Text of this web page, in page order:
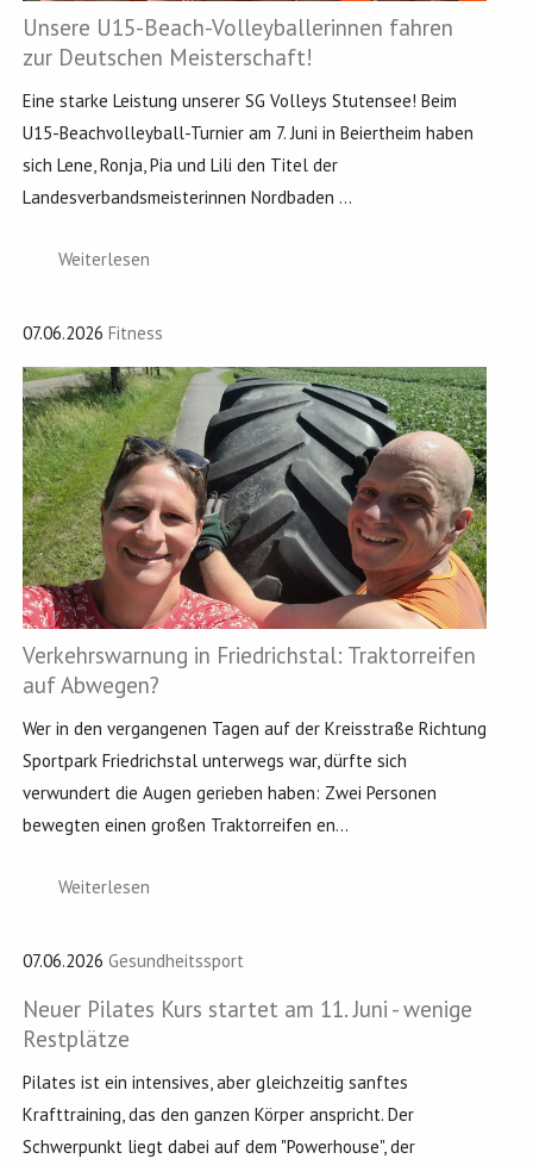
Unsere U15-Beach-Volleyballerinnen fahren
zur Deutschen Meisterschaft!
Eine starke Leistung unserer SG Volleys Stutensee! Beim
U15-Beachvolleyball-Turnier am 7. Juni in Beiertheim haben
sich Lene, Ronja, Pia und Lili den Titel der
Landesverbandsmeisterinnen Nordbaden ...
Weiterlesen
07.06.2026 Fitness
Verkehrswarnung in Friedrichstal: Traktorreifen
auf Abwegen?
Wer in den vergangenen Tagen auf der Kreisstraße Richtung
Sportpark Friedrichstal unterwegs war, dürfte sich
verwundert die Augen gerieben haben: Zwei Personen
bewegten einen großen Traktorreifen en...
Weiterlesen
07.06.2026 Gesundheitssport
Neuer Pilates Kurs startet am 11. Juni - wenige
Restplätze
Pilates ist ein intensives, aber gleichzeitig sanftes
Krafttraining, das den ganzen Körper anspricht. Der
Schwerpunkt liegt dabei auf dem "Powerhouse", der